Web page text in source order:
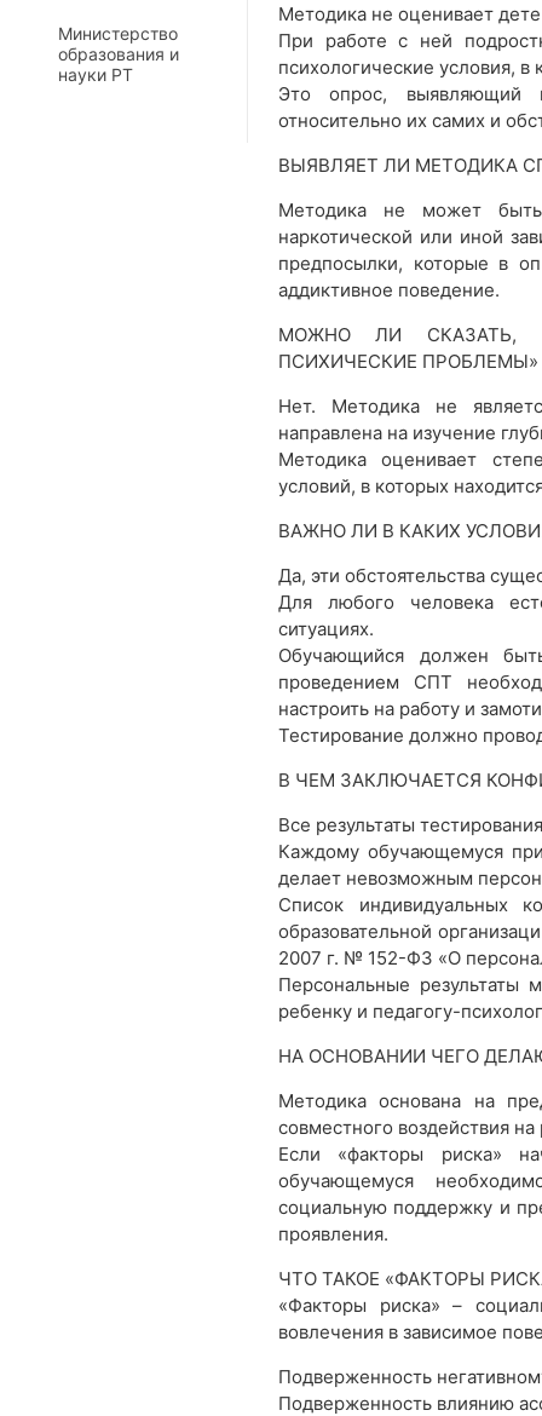
Методика не оценивает
При работе с ней
психологические условия, в
Это опрос, выявляющий
относительно их самих и
ВЫЯВЛЯЕТ ЛИ МЕТОДИКА
Методика не может быть
наркотической или иной
предпосылки, которые в
аддиктивное поведение.
МОЖНО ЛИ СКАЗАТЬ,
ПСИХИЧЕСКИЕ
Нет. Методика не
направлена на изучение
Методика оценивает
условий, в которых
ВАЖНО ЛИ В КАКИХ
Да, эти обстоятельства
Для любого человека
ситуациях.
Обучающийся должен
проведением СПТ
настроить на работу и
Тестирование должно
В ЧЕМ ЗАКЛЮЧАЕТСЯ
Все результаты
Каждому обучающемуся
делает невозможным
Список индивидуальных
образовательной
2007 г. № 152-ФЗ «О
Персональные результаты
ребенку и педагогу-
НА ОСНОВАНИИ ЧЕГО
Методика основана на
совместного воздействия
Если «факторы риска»
обучающемуся
социальную поддержку и
проявления.
ЧТО ТАКОЕ «ФАКТОРЫ
«Факторы риска» –
вовлечения в зависимое
Подверженность
Подверженность влиянию
Министерство
образования и
науки РТ